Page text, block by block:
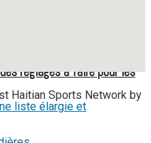
réglages à faire pour les
Haitian Sports Network by